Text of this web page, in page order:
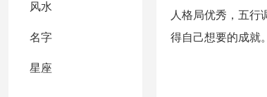
风水
名字
星座
人格局优秀，五行
得自己想要的成就